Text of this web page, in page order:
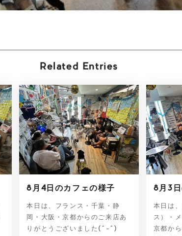
Related Entries
8月4日のカフェの様子
本日は、フランス・千葉・静
岡・大阪・京都からのご来店あ
りがとうございました(^-^)
8月3
本日は
ス）・
京都か